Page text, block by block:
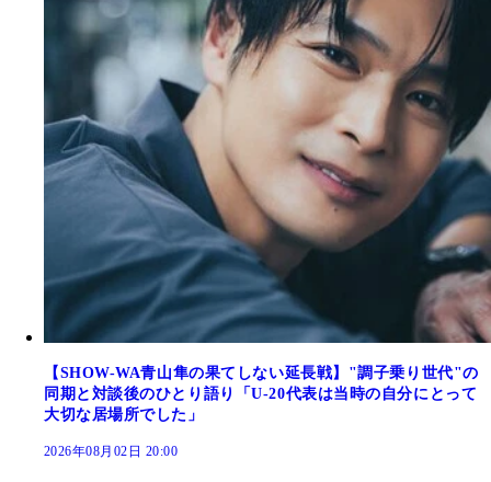
【SHOW-WA青山隼の果てしない延長戦】"調子乗り世代"の
同期と対談後のひとり語り「U-20代表は当時の自分にとって
大切な居場所でした」
2026年08月02日 20:00